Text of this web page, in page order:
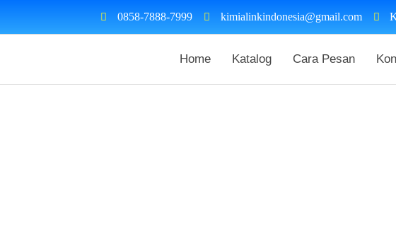
0858-7888-7999 kimialinkindonesia@gmail.com
Home Katalog Cara Pesan